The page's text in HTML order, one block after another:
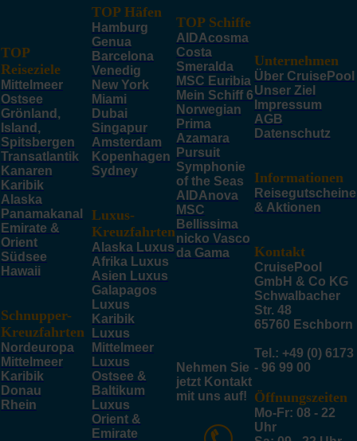
TOP
Reiseziele
Mittelmeer
Ostsee
Grönland,
Island,
Spitsbergen
Transatlantik
Kanaren
Karibik
Alaska
Panamakanal
Emirate &
Orient
Südsee
Hawaii
Schnupper-
Kreuzfahrten
Nordeuropa
Mittelmeer
Karibik
Donau
Rhein
TOP Häfen
Hamburg
Genua
Barcelona
Venedig
New York
Miami
Dubai
Singapur
Amsterdam
Kopenhagen
Sydney
Luxus-
Kreuzfahrten
Alaska Luxus
Afrika Luxus
Asien Luxus
Galapagos
Luxus
Karibik
Luxus
Mittelmeer
Luxus
Ostsee &
Baltikum
Luxus
Orient &
Emirate
TOP Schiffe
AIDAcosma
Costa
Smeralda
MSC Euribia
Mein Schiff 6
Norwegian
Prima
Azamara
Pursuit
Symphonie
of the Seas
AIDAnova
MSC
Bellissima
nicko Vasco
da Gama
Nehmen Sie
jetzt Kontakt
mit uns auf!
Unternehmen
Über CruisePool
Unser Ziel
Impressum
AGB
Datenschutz
Informationen
Reisegutscheine
& Aktionen
Kontakt
CruisePool
GmbH & Co KG
Schwalbacher
Str. 48
65760 Eschborn
Tel.: +49 (0) 6173
- 96 99 00
Öffnungszeiten
Mo-Fr: 08 - 22
Uhr